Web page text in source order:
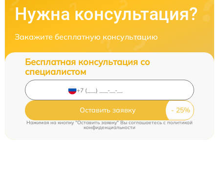
Нужна консультация?
Закажите бесплатную консультацию
Бесплатная консультация со
специалистом
Оставить заявку
Нажимая на кнопку "Оставить заявку" Вы соглашаетесь cполитикой
конфиденциальности